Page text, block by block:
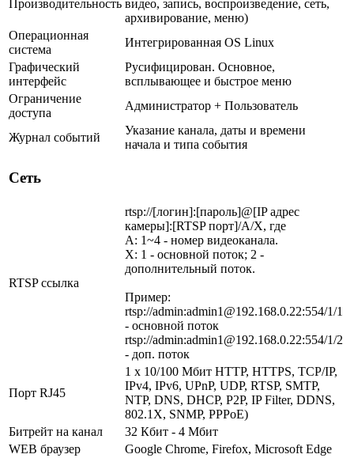
Производительность видео, запись, воспроизведение, сеть,
архивирование, меню)
Операционная
система
Интегрированная OS Linux
Графический
интерфейс
Русифицирован. Основное,
всплывающее и быстрое меню
Ограничение
доступа
Администратор + Пользователь
Журнал событий
Указание канала, даты и времени
начала и типа события
Сеть
RTSP ссылка
rtsp://[логин]:[пароль]@[IP адрес
камеры]:[RTSP порт]/A/X, где
A: 1~4 - номер видеоканала.
X: 1 - основной поток; 2 -
дополнительный поток.
Пример:
rtsp://admin:admin1@192.168.0.22:554/1/1
- основной поток
rtsp://admin:admin1@192.168.0.22:554/1/2
- доп. поток
Порт RJ45
1 x 10/100 Мбит HTTP, HTTPS, TCP/IP,
IPv4, IPv6, UPnP, UDP, RTSP, SMTP,
NTP, DNS, DHCP, P2P, IP Filter, DDNS,
802.1X, SNMP, PPPoE)
Битрейт на канал
32 Кбит - 4 Мбит
WEB браузер
Google Chrome, Firefox, Microsoft Edge